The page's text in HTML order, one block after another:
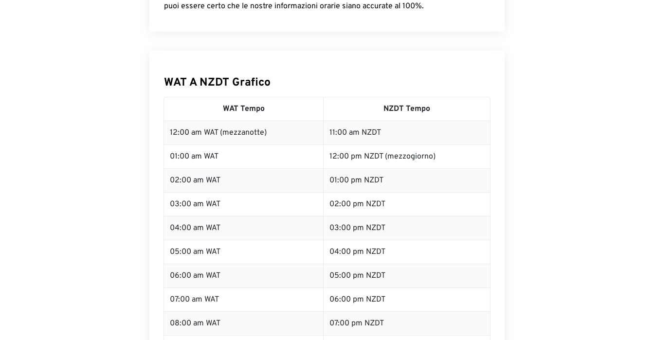
puoi essere certo che le nostre informazioni orarie siano accurate al 100%.
WAT A NZDT Grafico
WAT Tempo NZDT Tempo
12:00 am WAT (mezzanotte) 11:00 am NZDT
01:00 am WAT 12:00 pm NZDT (mezzogiorno)
02:00 am WAT 01:00 pm NZDT
03:00 am WAT 02:00 pm NZDT
04:00 am WAT 03:00 pm NZDT
05:00 am WAT 04:00 pm NZDT
06:00 am WAT 05:00 pm NZDT
07:00 am WAT 06:00 pm NZDT
08:00 am WAT 07:00 pm NZDT